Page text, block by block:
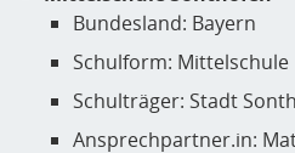
Bundesland: Bayern
Schulform: Mittelschule
Schulträger: Stadt
Ansprechpartner.in: